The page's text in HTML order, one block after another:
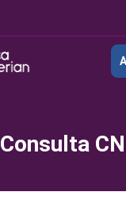
Consulta